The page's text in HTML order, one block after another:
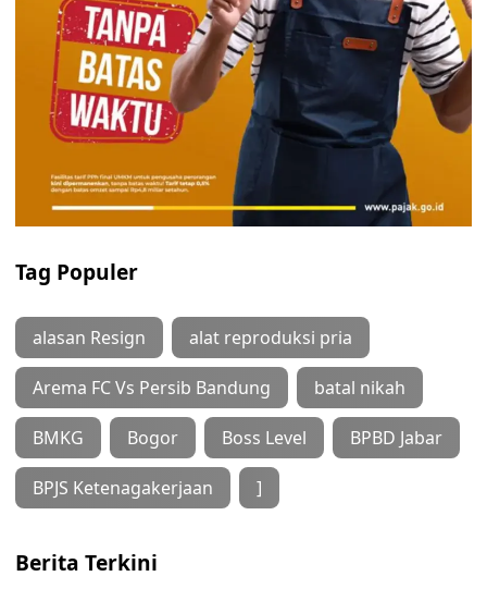
Tag Populer
alasan Resign alat reproduksi pria
Arema FC Vs Persib Bandung batal nikah
BMKG Bogor Boss Level BPBD Jabar
BPJS Ketenagakerjaan ]
Berita Terkini